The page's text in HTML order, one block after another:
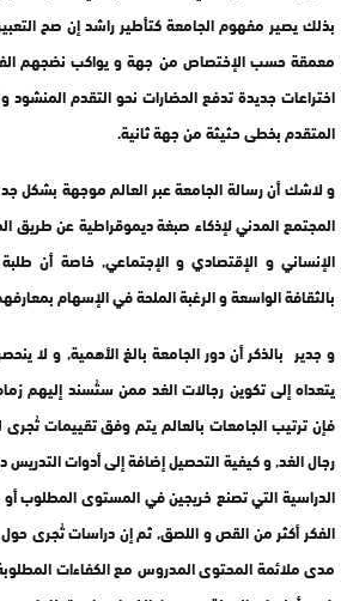
بذلك يصير مفهوم الجامعة كتأطير راشد إن صح
معمقة حسب الإختصاص من جهة و يواكب نضجهم
اختراعات جديدة تدفع الحضارات نحو التقدم
المتقدم بخطى حثيثة من جهة ثانية.
و لاشك أن رسالة الجامعة عبر العالم موجهة بشكل
المجتمع المدني لإذكاء صبغة ديموقراطية عن طريق
الإنساني و الإقتصادي و الإجتماعي, خاصة أن طلبة
بالثقافة الواسعة و الرغبة الملحة في الإسهام
و جدير بالذكر أن دور الجامعة بالغ الأهمية, و لا
يتعداه إلى تكوين رجالات الغد ممن ستُسند إليهم
فإن ترتيب الجامعات بالعالم يتم وفق تقييمات
رجال الغد, و كيفية التحصيل إضافة إلى أدوات
الدراسية التي تصنع خريجين في المستوى المطلوب
الفكر أكثر من القص و اللصق, ثم إن دراسات تُجرى حول
مدى ملائمة المحتوى المدروس مع الكفاءات